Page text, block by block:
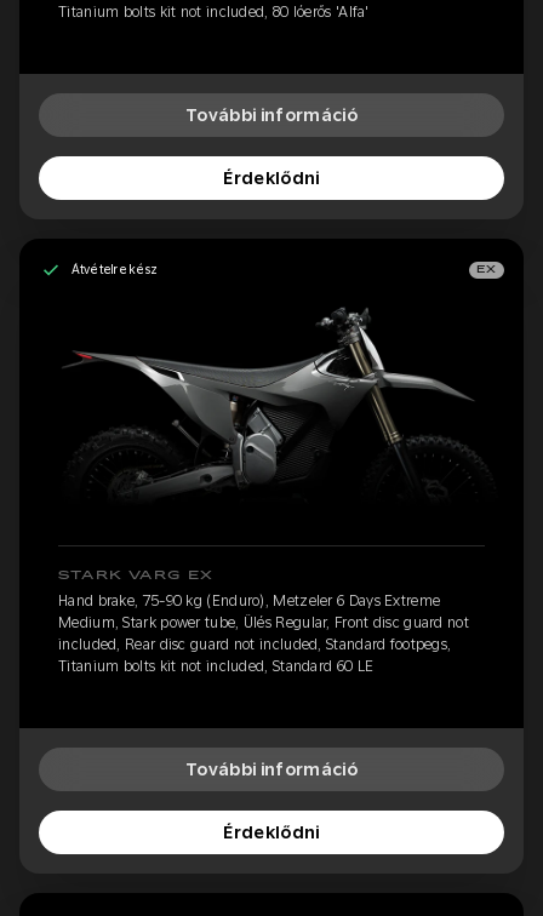
Titanium bolts kit not included, 80 lóerős 'Alfa'
További információ
Érdeklődni
Átvételre kész EX
STARK VARG EX
Hand brake, 75-90 kg (Enduro), Metzeler 6 Days Extreme
Medium, Stark power tube, Ülés Regular, Front disc guard not
included, Rear disc guard not included, Standard footpegs,
Titanium bolts kit not included, Standard 60 LE
További információ
Érdeklődni